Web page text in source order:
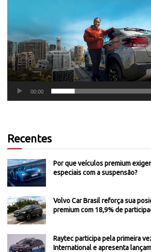
00:00
Recentes
Por que veículos premium
especiais com a suspensão?
Volvo Car Brasil reforça sua
premium com 18,9% de
Raytec participa pela primeira
International e apresenta